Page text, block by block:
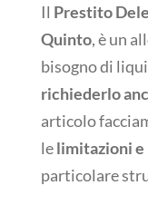
Il Prestito
Quinto, è un
bisogno di
richiederlo
articolo
lelimitazioni
particolare